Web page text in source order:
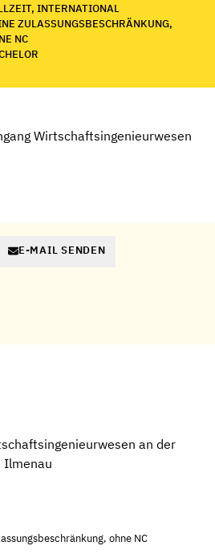
INTERNATIONAL
ZULASSUNGSBESCHRÄNKUNG,
NC
Wirtschaftsingenieurwesen
E-MAIL SENDEN
an der
Ilmenau
ohne NC